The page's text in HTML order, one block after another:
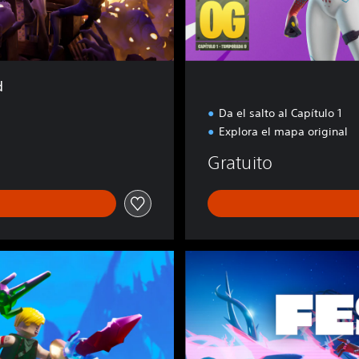
n
e
s
Da el salto al Capítulo 1
Explora el mapa original
Gratuito
t
n
i